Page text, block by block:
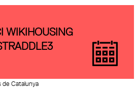
WIKIHOUSING
Catalunya